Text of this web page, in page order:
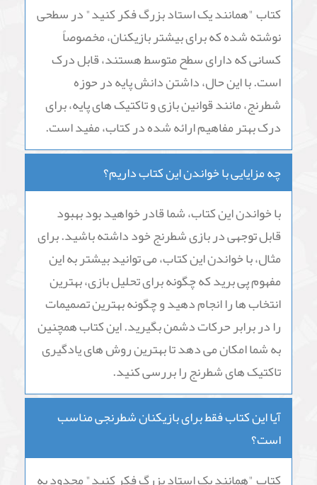
کتاب "همانند یک استاد بزرگ فکر کنید" در سطحی
نوشته شده که برای بیشتر بازیکنان، مخصوصاً
کسانی که دارای سطح متوسط هستند، قابل درک
است. با این حال، داشتن دانش پایه در حوزه
شطرنج، مانند قوانین بازی و تاکتیک های پایه، برای
درک بهتر مفاهیم ارائه شده در کتاب، مفید است.
چه مزایایی با خواندن این کتاب داریم؟
با خواندن این کتاب، شما قادر خواهید بود بهبود
قابل توجهی در بازی شطرنج خود داشته باشید. برای
مثال، با خواندن این کتاب، می توانید بیشتر به این
مفهوم پی برید که چگونه برای تحلیل بازی، بهترین
انتخاب ها را انجام دهید و چگونه بهترین تصمیمات
را در برابر حرکات دشمن بگیرید. این کتاب همچنین
به شما امکان می دهد تا بهترین روش های یادگیری
تاکتیک های شطرنج را بررسی کنید.
آیا این کتاب فقط برای بازیکنان شطرنجی مناسب
است؟
کتاب "همانند یک استاد بزرگ فکر کنید" محدود به